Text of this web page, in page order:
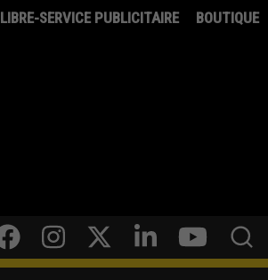
LIBRE-SERVICE PUBLICITAIRE BOUTIQUE